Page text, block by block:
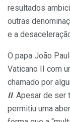
resultados
outras
e a
O papa João
Vaticano II com
chamado por
II. Apesar de ser
permitiu uma